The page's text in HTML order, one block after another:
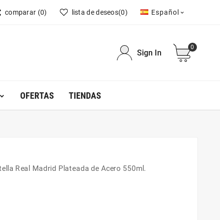
comparar (0) lista de deseos(0) Español 
Sign In
0
OFERTAS TIENDAS